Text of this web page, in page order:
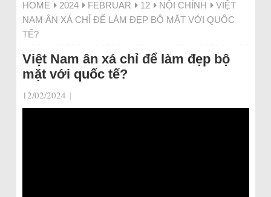
HOME 2024 FEBRUAR 12 NỘI CHÍNH
VIỆT
NAM ÂN XÁ CHỈ ĐỂ LÀM ĐẸP BỘ MẶT VỚI QUỐC
TẾ?
Việt Nam ân xá chỉ để làm đẹp bộ
mặt với quốc tế?
12/02/2024 |